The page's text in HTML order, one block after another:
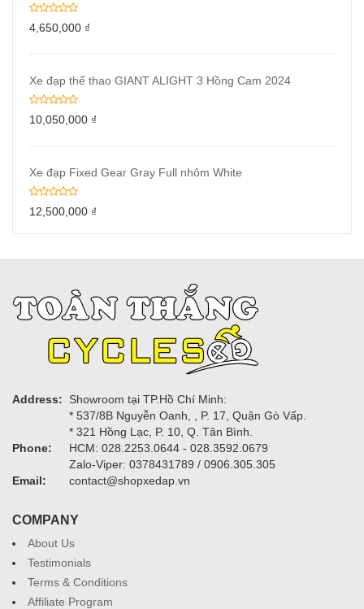
4,650,000 ₫
Xe đạp thể thao GIANT ALIGHT 3 Hồng Cam 2024
10,050,000 ₫
Xe đạp Fixed Gear Gray Full nhôm White
12,500,000 ₫
Address:
Showroom tại TP.Hồ Chí Minh:
* 537/8B Nguyễn Oanh, , P. 17, Quận Gò Vấp.
* 321 Hồng Lạc, P. 10, Q. Tân Bình.
Phone:
HCM: 028.2253.0644 - 028.3592.0679
Zalo-Viper: 0378431789 / 0906.305.305
Email:
contact@shopxedap.vn
COMPANY
About Us
Testimonials
Terms & Conditions
Affiliate Program